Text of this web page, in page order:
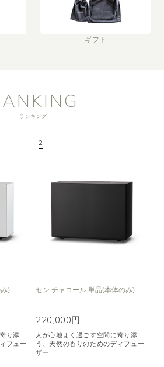
ギフト
ランキング
)
り添
フュー
セン チャコール 単品(本体のみ)
220,000円
人が心地よく過ごす空間に寄り添
う、天然の香りのためのディフュー
ザー